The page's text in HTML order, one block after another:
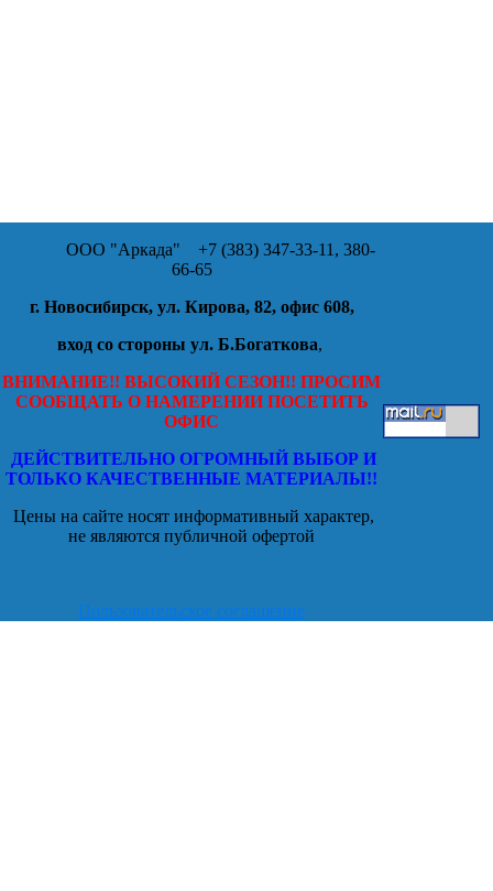
ООО "Аркада" +7 (383) 347-33-11, 380-
66-65
г. Новосибирск, ул. Кирова, 82, офис 608,
вход со стороны ул. Б.Богаткова,
ВНИМАНИЕ!! ВЫСОКИЙ СЕЗОН!! ПРОСИМ
СООБЩАТЬ О НАМЕРЕНИИ ПОСЕТИТЬ
ОФИС
ДЕЙСТВИТЕЛЬНО ОГРОМНЫЙ ВЫБОР И
ТОЛЬКО КАЧЕСТВЕННЫЕ МАТЕРИАЛЫ!!
Цены на сайте носят информативный характер,
не являются публичной офертой
Пользовательское соглашение